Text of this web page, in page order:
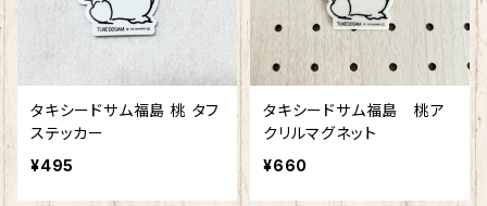
タキシードサム福島 桃 タフ
ステッカー
¥495
タキシードサム福島 桃ア
クリルマグネット
¥660